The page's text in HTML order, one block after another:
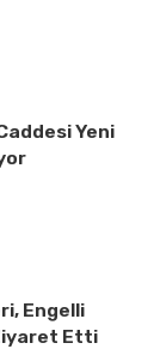
Yeni
Engelli
Etti